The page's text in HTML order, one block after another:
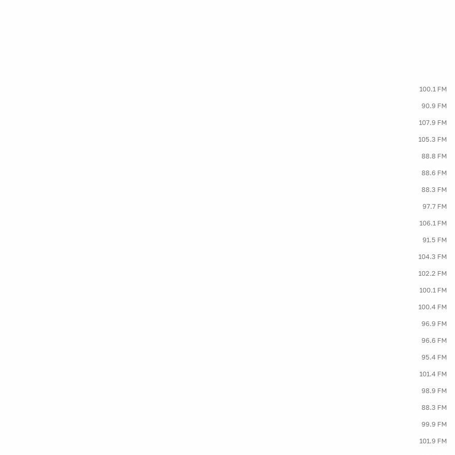
100.1 FM
90.9 FM
107.9 FM
105.3 FM
88.8 FM
88.6 FM
88.3 FM
97.7 FM
106.1 FM
91.5 FM
104.3 FM
102.2 FM
100.1 FM
100.4 FM
96.9 FM
96.6 FM
95.4 FM
101.4 FM
98.9 FM
88.3 FM
99.9 FM
101.9 FM